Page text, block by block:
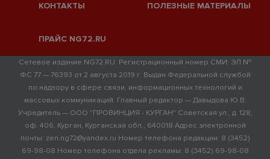
КОНТАКТЫ ПОЛЕЗНЫЕ МАТЕРИАЛЫ
ПРАЙС NG72.RU
Сетевое издание NG72.RU. Регистрационный номер СМИ: ЭЛ №
ФС 77 — 76393 от 2 августа 2019 г. Выдан Федеральной службой
по надзору в сфере связи, информационных технологий и
массовых коммуникаций. Главный редактор — Давыдова Ю.В.
Учредитель — ООО "ПРОВИНЦИЯ - КУРГАН" Советская ул., д. 128,
оф. 406, Курган, Курганская обл., 640018 Адрес электронной
почты: zen.ng72@yandex.ru Номер телефона редакции: 8 (3452)
69-98-08 Номер телефона отдела рекламы: 8 (3452) 69-98-08